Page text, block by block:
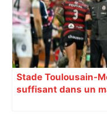
Stade Toulousain-
suffisant dans un